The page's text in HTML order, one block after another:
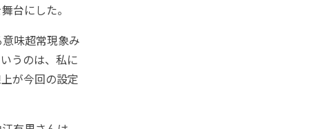
台にした。
味超常現象み
うのは、私に
が今回の設定